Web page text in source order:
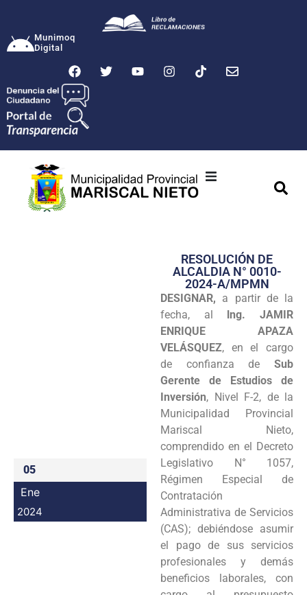
Munimoq
Digital
Transparencia
Seguridad
Programas
Intranet
05
Ene
2024
RESOLUCIÓN DE
ALCALDIA N° 0010-
2024-A/MPMN
DESIGNAR, a partir de la
fecha, al lng. JAMIR
ENRIQUE APAZA
VELÁSQUEZ, en el cargo
de confianza de Sub
Gerente de Estudios de
Inversión, Nivel F-2, de la
Municipalidad Provincial
Mariscal Nieto,
comprendido en el Decreto
Legislativo N° 1057,
Régimen Especial de
Contratación
Administrativa de Servicios
(CAS); debiéndose asumir
el pago de sus servicios
profesionales y demás
beneficios laborales, con